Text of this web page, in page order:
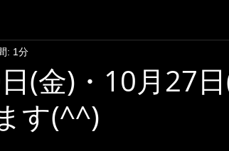
(金)・10月27
す(^^)
: 1分